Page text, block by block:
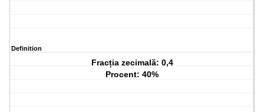
Definition
Fracția zecimală: 0,4
Procent: 40%